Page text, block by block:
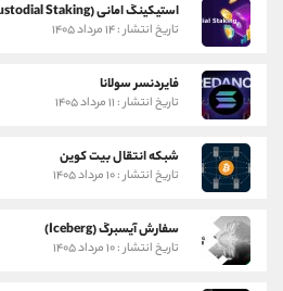
استیکینگ امانی (Custodial Staking)
تاریخ انتشار : ۱۴ مرداد ۱۴۰۵
فایردنسر سولانا
تاریخ انتشار : ۱۱ مرداد ۱۴۰۵
شبکه انتقال بیت کوین
تاریخ انتشار : ۱۰ مرداد ۱۴۰۵
سفارش آیسبرگ (Iceberg)
تاریخ انتشار : ۱۰ مرداد ۱۴۰۵